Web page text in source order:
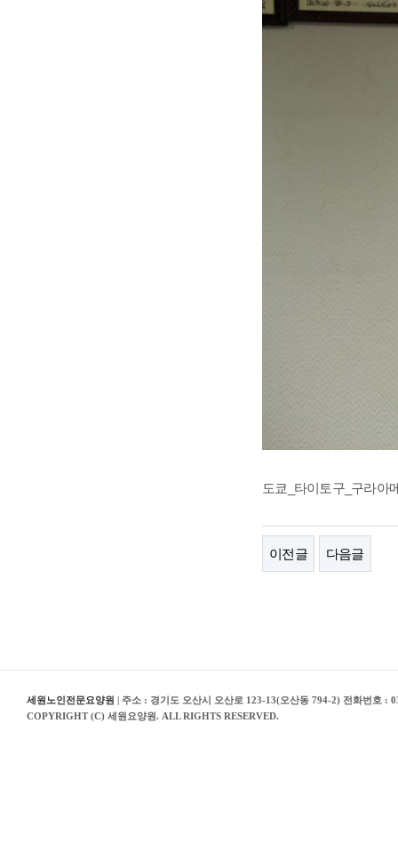
도쿄_타이토구_구라아
이전글 다음글
세원노인전문요양원 | 주소 : 경기도 오산시 오산로 123-13(오산동 794-2) 전화번호 :
COPYRIGHT (C) 세원요양원. ALL RIGHTS RESERVED.